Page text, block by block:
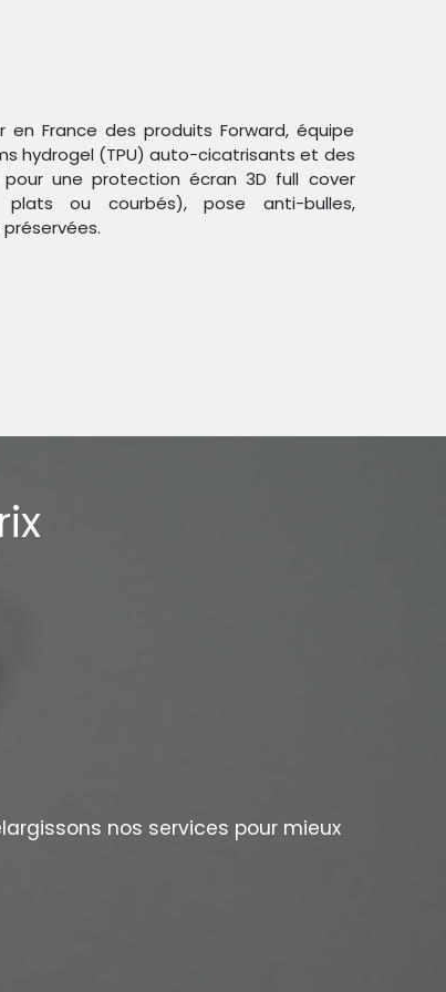
Trier par : Étiquettes
en France des produits Forward, équipe
hydrogel (TPU) auto-cicatrisants et des
une protection écran 3D full cover
ou courbés), pose anti-bulles,
nos services pour mieux